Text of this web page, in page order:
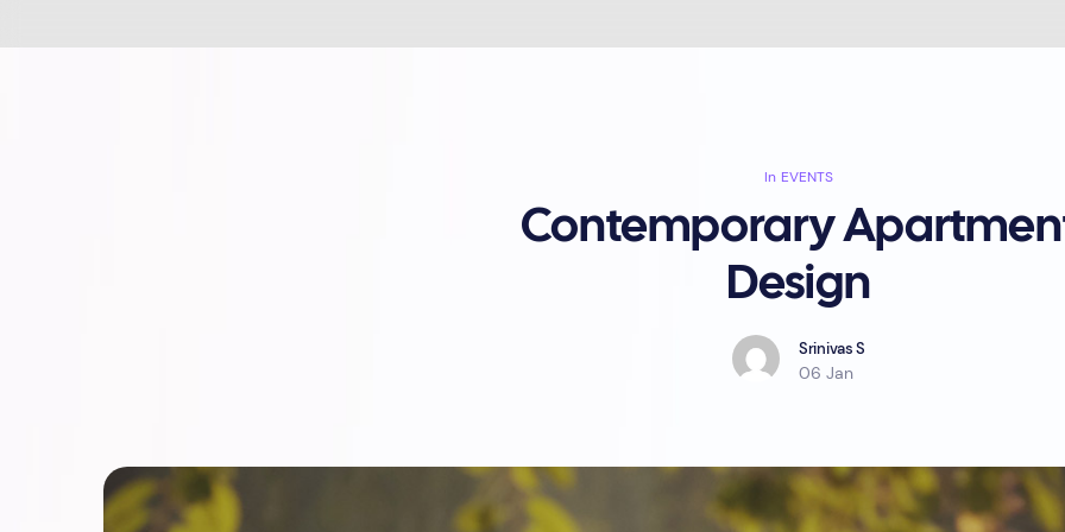
In EVENTS
Contemporary
Design
Srinivas S
06 Jan